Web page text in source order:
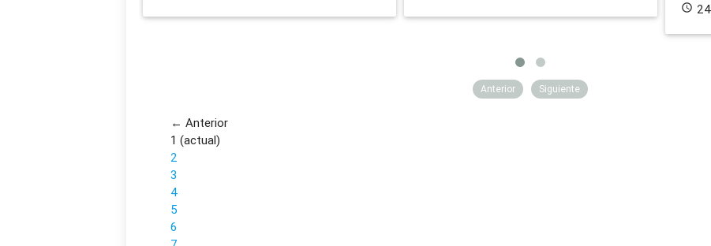
schedule
Anterior Siguiente
← Anterior
1 (actual)
2
3
4
5
6